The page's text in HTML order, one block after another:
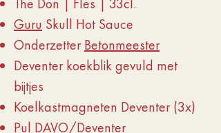
Guru Skull Hot Sauce
Onderzetter Betonmeester
Deventer koekblik gevuld met
bijtjes
Koelkastmagneten Deventer (3x)
Pul DAVO/Deventer